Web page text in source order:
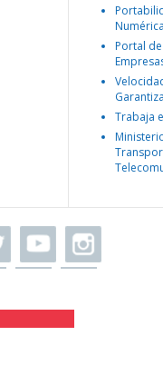
Portal
Trabaja